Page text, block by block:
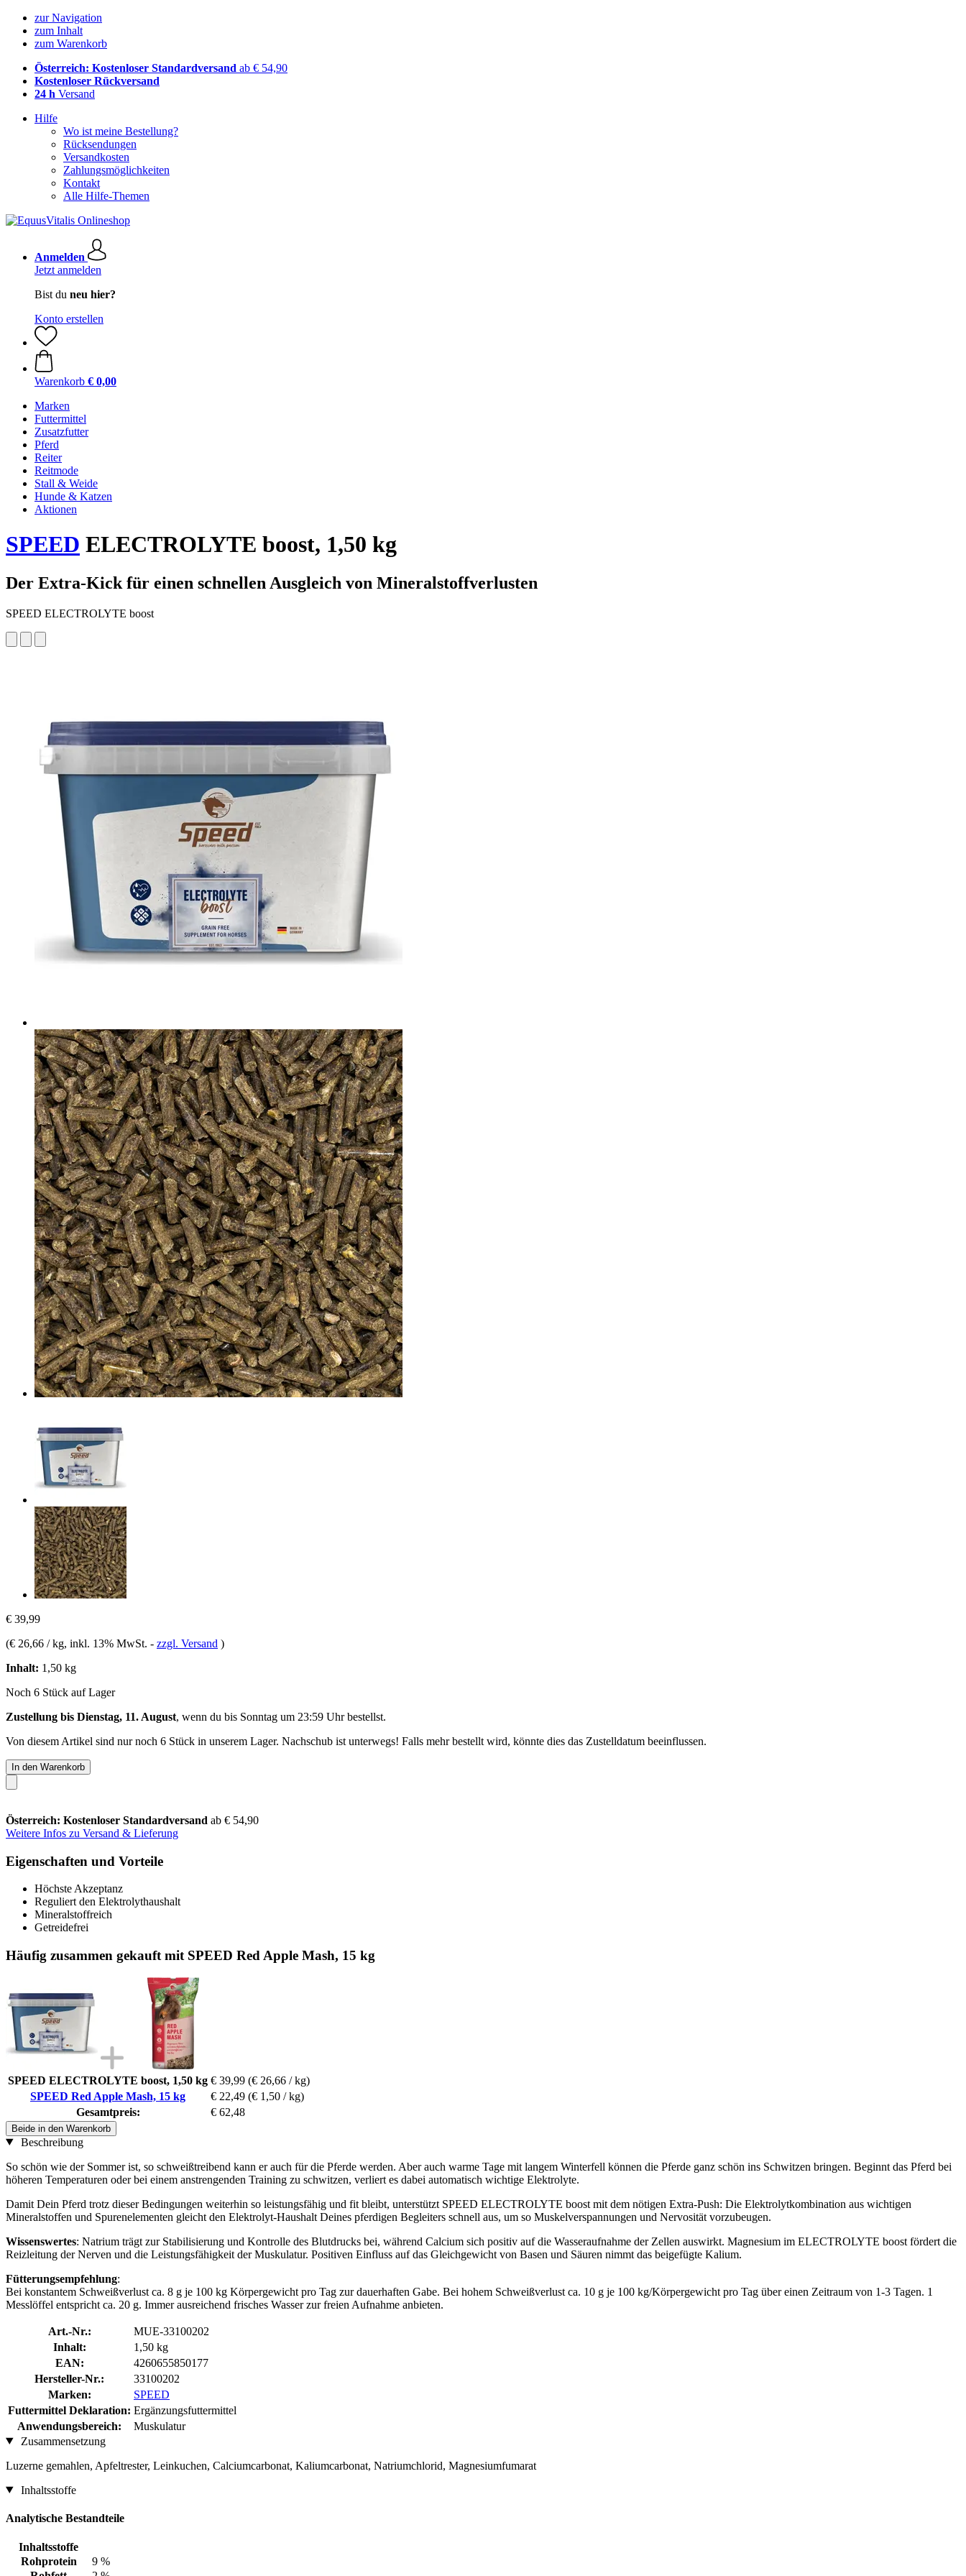
zur Navigation
zum Inhalt
zum Warenkorb
Österreich: Kostenloser Standardversand ab € 54,90
Kostenloser Rückversand
24 h Versand
Hilfe
Wo ist meine Bestellung?
Rücksendungen
Versandkosten
Zahlungsmöglichkeiten
Kontakt
Alle Hilfe-Themen
Anmelden
Jetzt anmelden
Bist du neu hier?
Konto erstellen
Warenkorb € 0,00
Marken
Futtermittel
Zusatzfutter
Pferd
Reiter
Reitmode
Stall & Weide
Hunde & Katzen
Aktionen
SPEED ELECTROLYTE boost, 1,50 kg
Der Extra-Kick für einen schnellen Ausgleich von Mineralstoffverlusten
SPEED ELECTROLYTE boost
€ 39,99
(€ 26,66 / kg, inkl. 13% MwSt. - zzgl. Versand )
Inhalt: 1,50 kg
Noch 6 Stück auf Lager
Zustellung bis Dienstag, 11. August, wenn du bis Sonntag um 23:59 Uhrbestellst.
Von diesem Artikel sind nur noch 6 Stück in unserem Lager. Nachschub ist unterwegs! Falls mehr bestellt wird, könnte dies das Zustelldatum beeinflussen.
In den Warenkorb
Österreich: Kostenloser Standardversand ab € 54,90
Weitere Infos zu Versand & Lieferung
Eigenschaften und Vorteile
Höchste Akzeptanz
Reguliert den Elektrolythaushalt
Mineralstoffreich
Getreidefrei
Häufig zusammen gekauft mit SPEED Red Apple Mash, 15 kg
SPEED ELECTROLYTE boost, 1,50 kg € 39,99 (€ 26,66 / kg)
SPEED Red Apple Mash, 15 kg
€ 22,49 (€ 1,50 / kg)
Gesamtpreis:
€ 62,48
Beide in den Warenkorb
Beschreibung
So schön wie der Sommer ist, so schweißtreibend kann er auch für die Pferde werden. Aber auch warme Tage mit langem Winterfell können die Pferde ganz schön ins Schwitzen bringen. Beginnt das Pferd bei
höheren Temperaturen oder bei einem anstrengenden Training zu schwitzen, verliert es dabei automatisch wichtige Elektrolyte.
Damit Dein Pferd trotz dieser Bedingungen weiterhin so leistungsfähig und fit bleibt, unterstützt SPEED ELECTROLYTE boost mit dem nötigen Extra-Push: Die Elektrolytkombination aus wichtigen
Mineralstoffen und Spurenelementen gleicht den Elektrolyt-Haushalt Deines pferdigen Begleiters schnell aus, um so Muskelverspannungen und Nervosität vorzubeugen.
Wissenswertes: Natrium trägt zur Stabilisierung und Kontrolle des Blutdrucks bei, während Calcium sich positiv auf die Wasseraufnahme der Zellen auswirkt. Magnesium im ELECTROLYTE boost fördert die
Reizleitung der Nerven und die Leistungsfähigkeit der Muskulatur. Positiven Einfluss auf das Gleichgewicht von Basen und Säuren nimmt das beigefügte Kalium.
Fütterungsempfehlung:
Bei konstantem Schweißverlust ca. 8 g je 100 kg Körpergewicht pro Tag zur dauerhaften Gabe. Bei hohem Schweißverlust ca. 10 g je 100 kg/Körpergewicht pro Tag über einen Zeitraum von 1-3 Tagen. 1
Messlöffel entspricht ca. 20 g. Immer ausreichend frisches Wasser zur freien Aufnahme anbieten.
Art.-Nr.:
MUE-33100202
Inhalt:
1,50 kg
EAN:
4260655850177
Hersteller-Nr.:
33100202
Marken:
SPEED
Futtermittel Deklaration: Ergänzungsfuttermittel
Anwendungsbereich:
Muskulatur
Zusammensetzung
Luzerne gemahlen, Apfeltrester, Leinkuchen, Calciumcarbonat, Kaliumcarbonat, Natriumchlorid, Magnesiumfumarat
Inhaltsstoffe
Analytische Bestandteile
Inhaltsstoffe
Rohprotein
9 %